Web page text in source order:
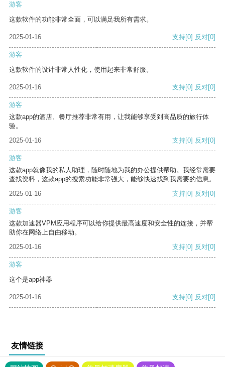
游客
这款软件的功能非常全面，可以满足我所有需求。
2025-01-16 支持[0] 反对[0]
游客
这款软件的设计非常人性化，使用起来非常舒服。
2025-01-16 支持[0] 反对[0]
游客
这款app的酒店、餐厅推荐非常有用，让我能够享受到高品质的旅行体
验。
2025-01-16
支持[0] 反对[0]
游客
这款app就像我的私人助理，随时随地为我的办公提供帮助。我经常需要
查找资料，这款app的搜索功能非常强大，能够快速找到我需要的信息。
2025-01-16
支持[0] 反对[0]
游客
这款加速器VPM应用程序可以给你提供最高速度和安全性的连接，并帮
助你在网络上自由移动。
2025-01-16
支持[0] 反对[0]
游客
这个是app神器
2025-01-16 支持[0] 反对[0]
友情链接